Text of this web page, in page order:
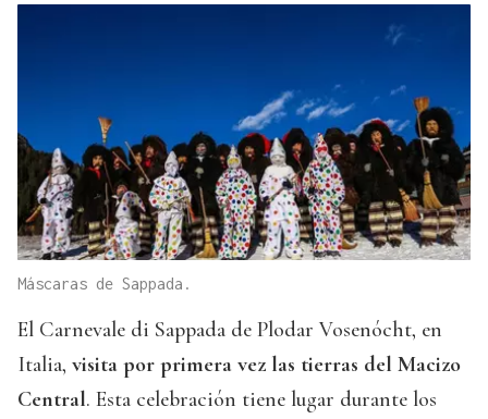
Máscaras de Sappada.
El Carnevale di Sappada de Plodar Vosenócht, en
Italia, visita por primera vez las tierras del Macizo
Central. Esta celebración tiene lugar durante los